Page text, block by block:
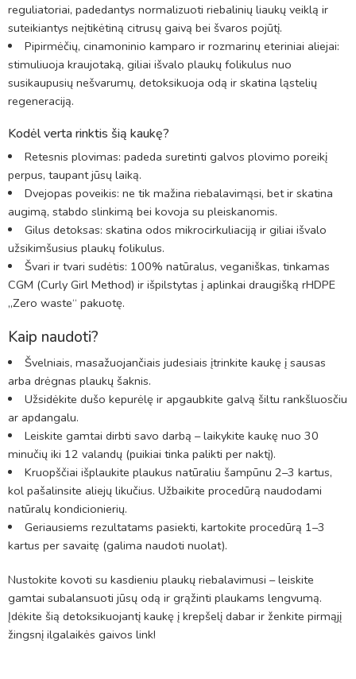
reguliatoriai, padedantys normalizuoti riebalinių liaukų veiklą ir
suteikiantys neįtikėtiną citrusų gaivą bei švaros pojūtį.
Pipirmėčių, cinamoninio kamparo ir rozmarinų eteriniai aliejai:
stimuliuoja kraujotaką, giliai išvalo plaukų folikulus nuo
susikaupusių nešvarumų, detoksikuoja odą ir skatina ląstelių
regeneraciją.
Kodėl verta rinktis šią kaukę?
Retesnis plovimas: padeda suretinti galvos plovimo poreikį
perpus, taupant jūsų laiką.
Dvejopas poveikis: ne tik mažina riebalavimąsi, bet ir skatina
augimą, stabdo slinkimą bei kovoja su pleiskanomis.
Gilus detoksas: skatina odos mikrocirkuliaciją ir giliai išvalo
užsikimšusius plaukų folikulus.
Švari ir tvari sudėtis: 100% natūralus, veganiškas, tinkamas
CGM (Curly Girl Method) ir išpilstytas į aplinkai draugišką rHDPE
„Zero waste“ pakuotę.
Kaip naudoti?
Švelniais, masažuojančiais judesiais įtrinkite kaukę į sausas
arba drėgnas plaukų šaknis.
Užsidėkite dušo kepurėlę ir apgaubkite galvą šiltu rankšluosčiu
ar apdangalu.
Leiskite gamtai dirbti savo darbą – laikykite kaukę nuo 30
minučių iki 12 valandų (puikiai tinka palikti per naktį).
Kruopščiai išplaukite plaukus natūraliu šampūnu 2–3 kartus,
kol pašalinsite aliejų likučius. Užbaikite procedūrą naudodami
natūralų kondicionierių.
Geriausiems rezultatams pasiekti, kartokite procedūrą 1–3
kartus per savaitę (galima naudoti nuolat).
Nustokite kovoti su kasdieniu plaukų riebalavimusi – leiskite
gamtai subalansuoti jūsų odą ir grąžinti plaukams lengvumą.
Įdėkite šią detoksikuojantį kaukę į krepšelį dabar ir ženkite pirmąjį
žingsnį ilgalaikės gaivos link!